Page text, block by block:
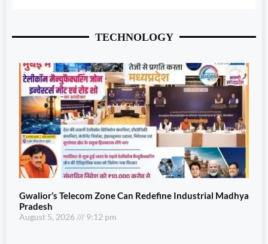
TECHNOLOGY
Gwalior’s Telecom Zone Can Redefine Industrial Madhya
Pradesh
August 5, 2026 9:12 pm